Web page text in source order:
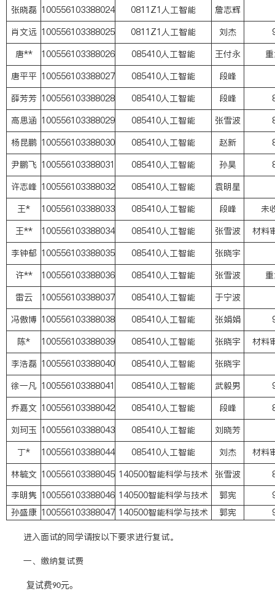
张晓磊 100556103388024 0811Z1人工智能
詹志辉
肖文远 100556103388025 0811Z1人工智能 刘杰
唐**
100556103388026 085410人工智能 王付永
唐平平 100556103388027 085410人工智能
段峰
薛芳芳 100556103388028 085410人工智能 段峰
高思涵 100556103388029 085410人工智能 张雪波
杨昆鹏 100556103388030 085410人工智能 赵新
尹鹏飞 100556103388031 085410人工智能 孙昊
许志峰 100556103388032 085410人工智能
袁明星
王*
100556103388033 085410人工智能 段峰
未
王**
100556103388034 085410人工智能 张雪波
材料
李钟郁 100556103388035 085410人工智能
张晓宇
许**
100556103388036 085410人工智能 张雪波
雷云
100556103388037 085410人工智能
于宁波
冯傲博 100556103388038 085410人工智能 张娟娟
陈*
100556103388039 085410人工智能 张晓宇
材料
李浩磊 100556103388040 085410人工智能
张晓宇
徐一凡 100556103388041 085410人工智能 武毅男
乔嘉文 100556103388042 085410人工智能 段峰
刘珂玉 100556103388043 085410人工智能
刘晓芳
丁*
100556103388044 085410人工智能 刘杰
材料
林毓文 100556103388045 140500智能科学与技术 张雪波
李明隽 100556103388046 140500智能科学与技术 郭宪
孙盛康 100556103388047 140500智能科学与技术 郭宪
进入面试的同学请按以下要求进行复试。
一、缴纳复试费
复试费90元。